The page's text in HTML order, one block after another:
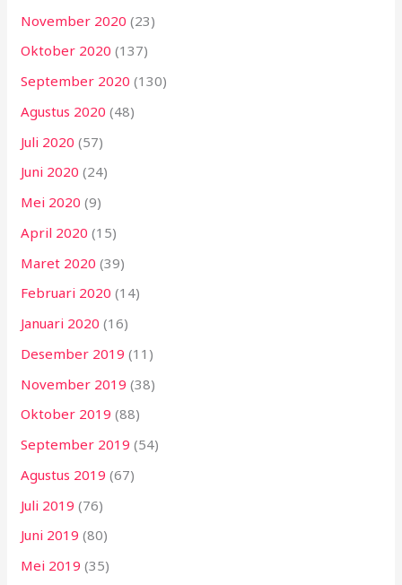
November 2020 (23)
Oktober 2020 (137)
September 2020 (130)
Agustus 2020 (48)
Juli 2020 (57)
Juni 2020 (24)
Mei 2020 (9)
April 2020 (15)
Maret 2020 (39)
Februari 2020 (14)
Januari 2020 (16)
Desember 2019 (11)
November 2019 (38)
Oktober 2019 (88)
September 2019 (54)
Agustus 2019 (67)
Juli 2019 (76)
Juni 2019 (80)
Mei 2019 (35)